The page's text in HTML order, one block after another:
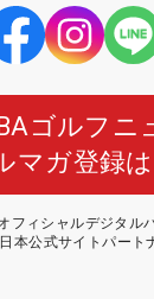
ゴルフニ
マガ登録
フィシャルデジタル
本公式サイトパート